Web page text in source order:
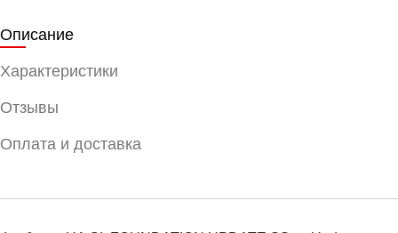
Описание
Характеристики
Отзывы
Оплата и доставка